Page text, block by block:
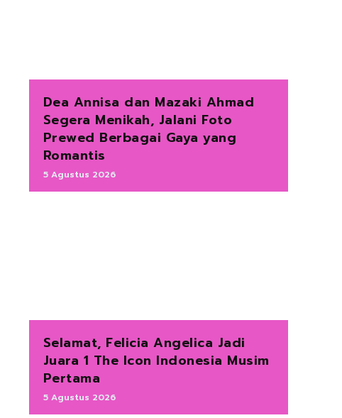
Dea Annisa dan Mazaki Ahmad
Segera Menikah, Jalani Foto
Prewed Berbagai Gaya yang
Romantis
5 Agustus 2026
Selamat, Felicia Angelica Jadi
Juara 1 The Icon Indonesia Musim
Pertama
5 Agustus 2026